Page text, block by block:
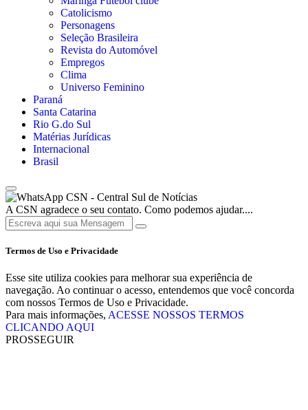
Catolicismo
Personagens
Seleção Brasileira
Revista do Automóvel
Empregos
Clima
Universo Feminino
Paraná
Santa Catarina
Rio G.do Sul
Matérias Jurídicas
Internacional
Brasil
CSN - Central Sul de Notícias
A CSN agradece o seu contato. Como podemos ajudar....
Termos de Uso e Privacidade
Esse site utiliza cookies para melhorar sua experiência de
navegação. Ao continuar o acesso, entendemos que você concorda
com nossos Termos de Uso e Privacidade.
Para mais informações, ACESSE NOSSOS TERMOS
CLICANDO AQUI
PROSSEGUIR